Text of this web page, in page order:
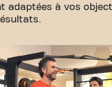
adaptées à vos